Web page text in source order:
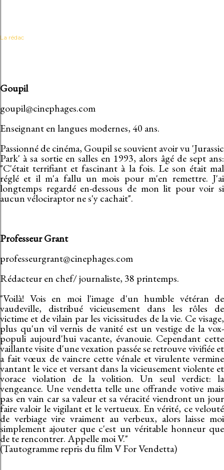
La rédac
Goupil
goupil@cinephages.com
Enseignant en langues modernes, 40 ans.
Passionné de cinéma, Goupil se souvient avoir vu 'Jurassic
Park' à sa sortie en salles en 1993, alors âgé de sept ans:
"C'était terrifiant et fascinant à la fois. Le son était mal
réglé et il m'a fallu un mois pour m'en remettre. J'ai
longtemps regardé en-dessous de mon lit pour voir si
aucun vélociraptor ne s'y cachait".
Professeur Grant
professeurgrant@cinephages.com
Rédacteur en chef/ journaliste, 38 printemps.
"Voilà! Vois en moi l'image d'un humble vétéran de
vaudeville, distribué vicieusement dans les rôles de
victime et de vilain par les vicissitudes de la vie. Ce visage,
plus qu'un vil vernis de vanité est un vestige de la vox-
populi aujourd'hui vacante, évanouie. Cependant cette
vaillante visite d'une vexation passée se retrouve vivifiée et
a fait vœux de vaincre cette vénale et virulente vermine
vantant le vice et versant dans la vicieusement violente et
vorace violation de la volition. Un seul verdict: la
vengeance. Une vendetta telle une offrande votive mais
pas en vain car sa valeur et sa véracité viendront un jour
faire valoir le vigilant et le vertueux. En vérité, ce velouté
de verbiage vire vraiment au verbeux, alors laisse moi
simplement ajouter que c'est un véritable honneur que
de te rencontrer. Appelle moi V."
(Tautogramme repris du film V For Vendetta)